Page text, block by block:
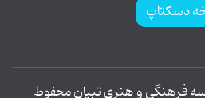
دسکتاپ
فرهنگی و هنری تبیان محفوظ